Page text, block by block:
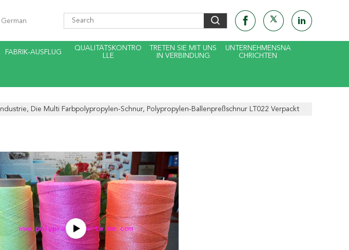
German
FABRIK-AUSFLUG
QUALITÄTSKONTRO
LLE
TRETEN SIE MIT UNS
IN VERBINDUNG
UNTERNEHMENSNA
CHRICHTEN
Industrie, Die Multi Farbpolypropylen-Schnur, Polypropylen-Ballenpreßschnur LT022 Verpackt